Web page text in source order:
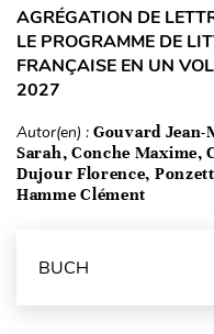
AGRÉGATION DE
LE PROGRAMME DE
FRANÇAISE EN UN
2027
Autor(en) : Gouvard
Sarah, Conche Maxime,
Dujour Florence,
Hamme Clément
BUCH